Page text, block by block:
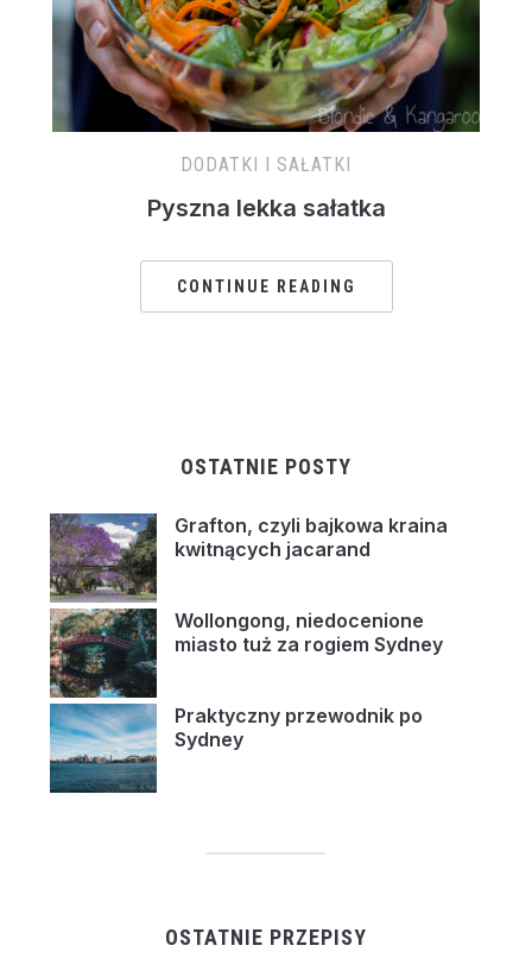
DODATKI I SAŁATKI
Pyszna lekka sałatka
CONTINUE READING
OSTATNIE POSTY
Grafton, czyli bajkowa kraina
kwitnących jacarand
Wollongong, niedocenione
miasto tuż za rogiem Sydney
Praktyczny przewodnik po
Sydney
OSTATNIE PRZEPISY